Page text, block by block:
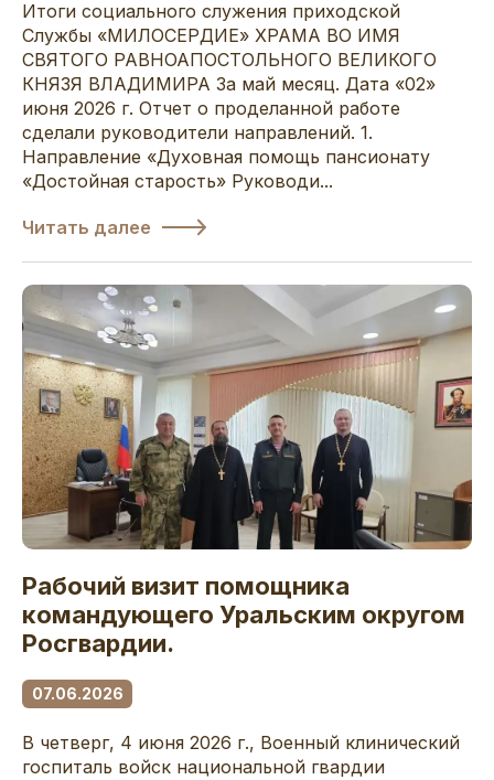
Итоги социального служения приходской
Службы «МИЛОСЕРДИЕ» ХРАМА ВО ИМЯ
СВЯТОГО РАВНОАПОСТОЛЬНОГО ВЕЛИКОГО
КНЯЗЯ ВЛАДИМИРА За май месяц. Дата «02»
июня 2026 г. Отчет о проделанной работе
сделали руководители направлений. 1.
Направление «Духовная помощь пансионату
«Достойная старость» Руководи...
Читать далее
Рабочий визит помощника
командующего Уральским округом
Росгвардии.
07.06.2026
В четверг, 4 июня 2026 г., Военный клинический
госпиталь войск национальной гвардии